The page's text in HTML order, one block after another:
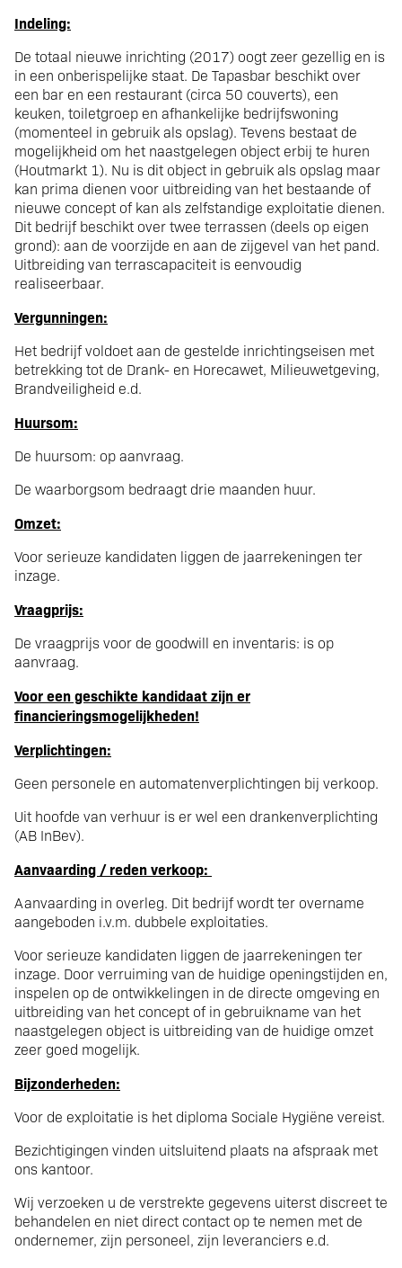
Indeling:
De totaal nieuwe inrichting (2017) oogt zeer gezellig en is
in een onberispelijke staat. De Tapasbar beschikt over
een bar en een restaurant (circa 50 couverts), een
keuken, toiletgroep en afhankelijke bedrijfswoning
(momenteel in gebruik als opslag). Tevens bestaat de
mogelijkheid om het naastgelegen object erbij te huren
(Houtmarkt 1). Nu is dit object in gebruik als opslag maar
kan prima dienen voor uitbreiding van het bestaande of
nieuwe concept of kan als zelfstandige exploitatie dienen.
Dit bedrijf beschikt over twee terrassen (deels op eigen
grond): aan de voorzijde en aan de zijgevel van het pand.
Uitbreiding van terrascapaciteit is eenvoudig
realiseerbaar.
Vergunningen:
Het bedrijf voldoet aan de gestelde inrichtingseisen met
betrekking tot de Drank- en Horecawet, Milieuwetgeving,
Brandveiligheid e.d.
Huursom:
De huursom: op aanvraag.
De waarborgsom bedraagt drie maanden huur.
Omzet:
Voor serieuze kandidaten liggen de jaarrekeningen ter
inzage.
Vraagprijs:
De vraagprijs voor de goodwill en inventaris: is op
aanvraag.
Voor een geschikte kandidaat zijn er
financieringsmogelijkheden!
Verplichtingen:
Geen personele en automatenverplichtingen bij verkoop.
Uit hoofde van verhuur is er wel een drankenverplichting
(AB InBev).
Aanvaarding / reden verkoop:
Aanvaarding in overleg. Dit bedrijf wordt ter overname
aangeboden i.v.m. dubbele exploitaties.
Voor serieuze kandidaten liggen de jaarrekeningen ter
inzage. Door verruiming van de huidige openingstijden en,
inspelen op de ontwikkelingen in de directe omgeving en
uitbreiding van het concept of in gebruikname van het
naastgelegen object is uitbreiding van de huidige omzet
zeer goed mogelijk.
Bijzonderheden:
Voor de exploitatie is het diploma Sociale Hygiëne vereist.
Bezichtigingen vinden uitsluitend plaats na afspraak met
ons kantoor.
Wij verzoeken u de verstrekte gegevens uiterst discreet te
behandelen en niet direct contact op te nemen met de
ondernemer, zijn personeel, zijn leveranciers e.d.